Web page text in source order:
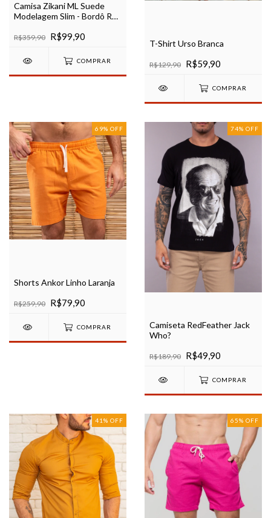
Camisa Zikani ML Suede
Modelagem Slim - Bordô Ref
R$359,90 R$99,90
COMPRAR
T-Shirt Urso Branca
R$129,90 R$59,90
COMPRAR
69% OFF
Shorts Ankor Linho Laranja
R$259,90 R$79,90
COMPRAR
74% OFF
Camiseta RedFeather Jack
Who?
R$189,90 R$49,90
COMPRAR
41 % OFF 65% OFF